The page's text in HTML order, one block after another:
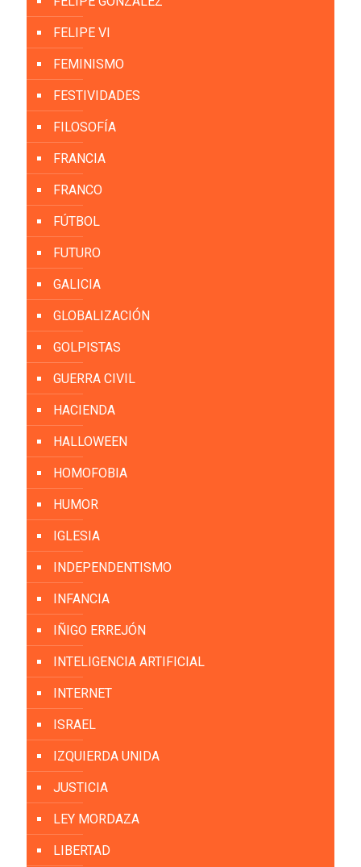
FELIPE VI
FEMINISMO
FESTIVIDADES
FILOSOFÍA
FRANCIA
FRANCO
FÚTBOL
FUTURO
GALICIA
GLOBALIZACIÓN
GOLPISTAS
GUERRA CIVIL
HACIENDA
HALLOWEEN
HOMOFOBIA
HUMOR
IGLESIA
INDEPENDENTISMO
INFANCIA
IÑIGO ERREJÓN
INTELIGENCIA ARTIFICIAL
INTERNET
ISRAEL
IZQUIERDA UNIDA
JUSTICIA
LEY MORDAZA
LIBERTAD